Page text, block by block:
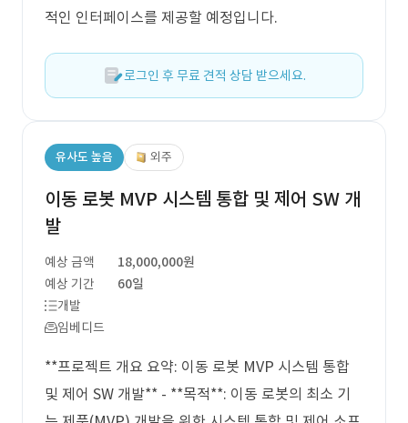
적인 인터페이스를 제공할 예정입니다.
로그인 후 무료 견적 상담 받으세요.
유사도 높음 외주
이동 로봇 MVP 시스템 통합 및 제어 SW 개
발
예상 금액
18,000,000원
예상 기간
60일
개발
임베디드
**프로젝트 개요 요약: 이동 로봇 MVP 시스템 통합
및 제어 SW 개발** - **목적**: 이동 로봇의 최소 기